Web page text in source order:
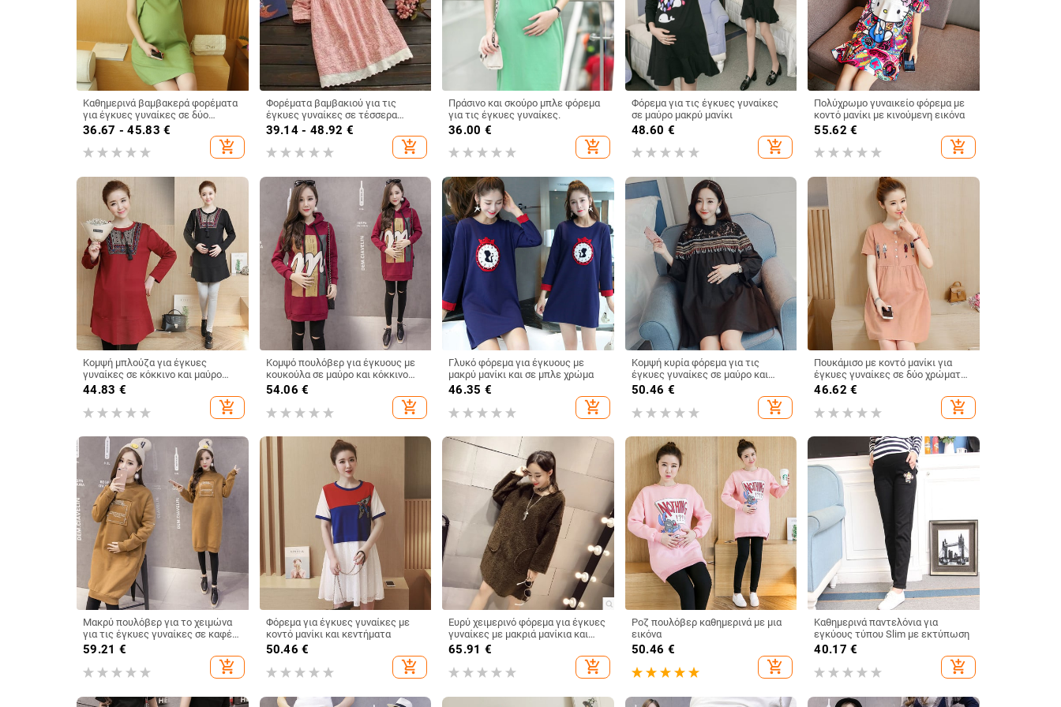
Καθημερινά βαμβακερά φορέματα
για έγκυες γυναίκες σε δύο
χρώματα.
36.67 - 45.83 €
add_shopping_cart
Φορέματα βαμβακιού για τις
έγκυες γυναίκες σε τέσσερα
χρώματα της μόδας.
39.14 - 48.92 €
add_shopping_cart
Πράσινο και σκούρο μπλε φόρεμα
για τις έγκυες γυναίκες.
36.00 €
add_shopping_cart
Φόρεμα για τις έγκυες γυναίκες
σε μαύρο μακρύ μανίκι
48.60 €
add_shopping_cart
Πολύχρωμο γυναικείο φόρεμα με
κοντό μανίκι με κινούμενη εικόνα
55.62 €
add_shopping_cart
Κομψή μπλούζα για έγκυες
γυναίκες σε κόκκινο και μαύρο
χρώμα
44.83 €
add_shopping_cart
Κομψό πουλόβερ για έγκυους με
κουκούλα σε μαύρο και κόκκινο
χρώμα
54.06 €
add_shopping_cart
Γλυκό φόρεμα για έγκυους με
μακρύ μανίκι και σε μπλε χρώμα
46.35 €
add_shopping_cart
Κομψή κυρία φόρεμα για τις
έγκυες γυναίκες σε μαύρο και
άσπρο
50.46 €
add_shopping_cart
Πουκάμισο με κοντό μανίκι για
έγκυες γυναίκες σε δύο χρώματα
με κεντήματα
46.62 €
add_shopping_cart
Μακρύ πουλόβερ για το χειμώνα
για τις έγκυες γυναίκες σε καφέ
και μαύρο χρώμα
59.21 €
add_shopping_cart
Φόρεμα για έγκυες γυναίκες με
κοντό μανίκι και κεντήματα
50.46 €
add_shopping_cart
Ευρύ χειμερινό φόρεμα για έγκυες
γυναίκες με μακριά μανίκια και
τσέπες
65.91 €
add_shopping_cart
Ροζ πουλόβερ καθημερινά με μια
εικόνα
50.46 €
add_shopping_cart
Καθημερινά παντελόνια για
εγκύους τύπου Slim με εκτύπωση
40.17 €
add_shopping_cart